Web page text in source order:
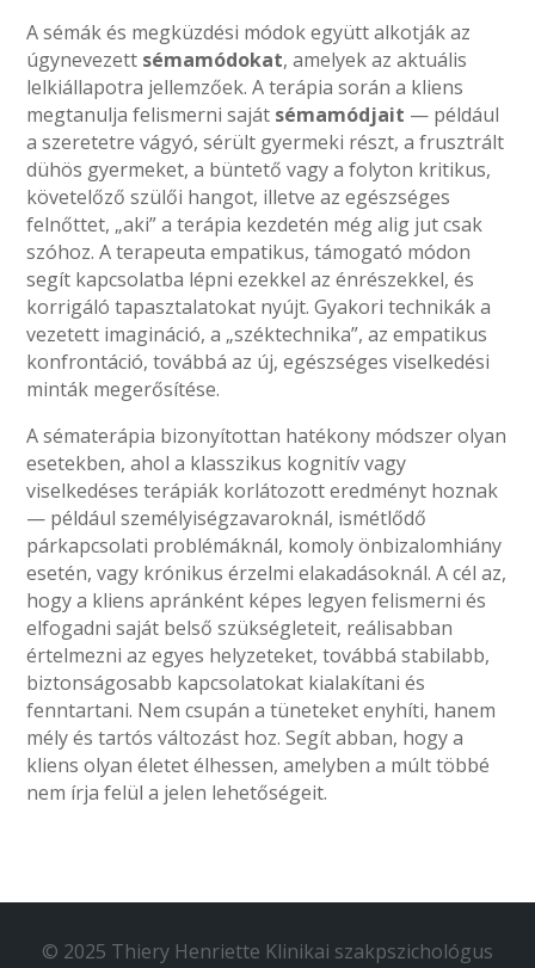
A sémák és megküzdési módok együtt alkotják az
úgynevezett sémamódokat, amelyek az aktuális
lelkiállapotra jellemzőek. A terápia során a kliens
megtanulja felismerni saját sémamódjait — például
a szeretetre vágyó, sérült gyermeki részt, a frusztrált
dühös gyermeket, a büntető vagy a folyton kritikus,
követelőző szülői hangot, illetve az egészséges
felnőttet, „aki” a terápia kezdetén még alig jut csak
szóhoz. A terapeuta empatikus, támogató módon
segít kapcsolatba lépni ezekkel az énrészekkel, és
korrigáló tapasztalatokat nyújt. Gyakori technikák a
vezetett imagináció, a „széktechnika”, az empatikus
konfrontáció, továbbá az új, egészséges viselkedési
minták megerősítése.
A sématerápia bizonyítottan hatékony módszer olyan
esetekben, ahol a klasszikus kognitív vagy
viselkedéses terápiák korlátozott eredményt hoznak
— például személyiségzavaroknál, ismétlődő
párkapcsolati problémáknál, komoly önbizalomhiány
esetén, vagy krónikus érzelmi elakadásoknál. A cél az,
hogy a kliens apránként képes legyen felismerni és
elfogadni saját belső szükségleteit, reálisabban
értelmezni az egyes helyzeteket, továbbá stabilabb,
biztonságosabb kapcsolatokat kialakítani és
fenntartani. Nem csupán a tüneteket enyhíti, hanem
mély és tartós változást hoz. Segít abban, hogy a
kliens olyan életet élhessen, amelyben a múlt többé
nem írja felül a jelen lehetőségeit.
© 2025 Thiery Henriette Klinikai szakpszichológus